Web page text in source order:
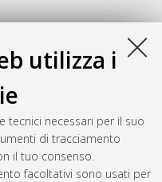
utilizza i
tecnici necessari per il suo
di tracciamento
il tuo consenso.
facoltativi sono usati per